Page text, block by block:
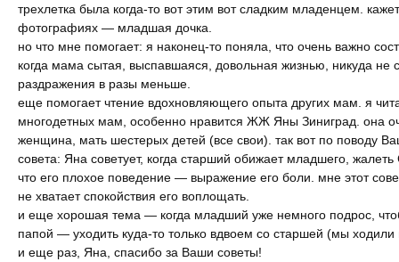
трехлетка была когда-то вот этим вот сладким младенцем.
фотографиях — младшая дочка.
но что мне помогает: я наконец-то поняла, что очень важно
когда мама сытая, выспавшаяся, довольная жизнью, никуда не
раздражения в разы меньше.
еще помогает чтение вдохновляющего опыта других мам. я
многодетных мам, особенно нравится ЖЖ Яны Зиниград. она
женщина, мать шестерых детей (все свои). так вот по поводу
совета: Яна советует, когда старший обижает младшего,
что его плохое поведение — выражение его боли. мне этот
не хватает спокойствия его воплощать.
и еще хорошая тема — когда младший уже немного подрос,
папой — уходить куда-то только вдвоем со старшей (мы ходили
и еще раз, Яна, спасибо за Ваши советы!